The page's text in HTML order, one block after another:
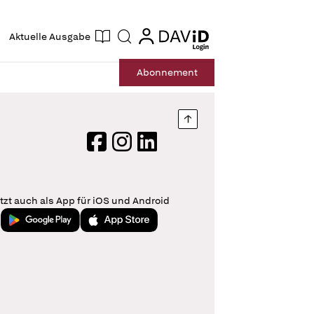
Aktuelle Ausgabe Suche login
login
Abonnement
Nach oben springen
FacebookInstagram
LinkedIn
auch als App für iOS und Android
Jetzt bei Google PlayLaden im App Store